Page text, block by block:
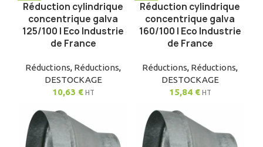
Réduction cylindrique
concentrique galva
125/100 | Eco Industrie
de France
Réductions, Réductions,
DESTOCKAGE
10,63 € HT
Réduction cylindrique
concentrique galva
160/100 | Eco Industrie
de France
Réductions, Réductions,
DESTOCKAGE
15,84 € HT